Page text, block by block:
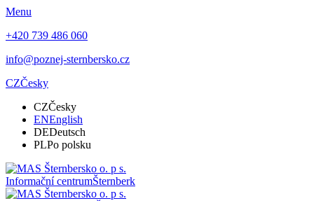
Menu
+420 739 486 060
info@poznej-sternbersko.cz
CZČesky
CZČesky
ENEnglish
DEDeutsch
PLPo polsku
Informační centrumŠternberk